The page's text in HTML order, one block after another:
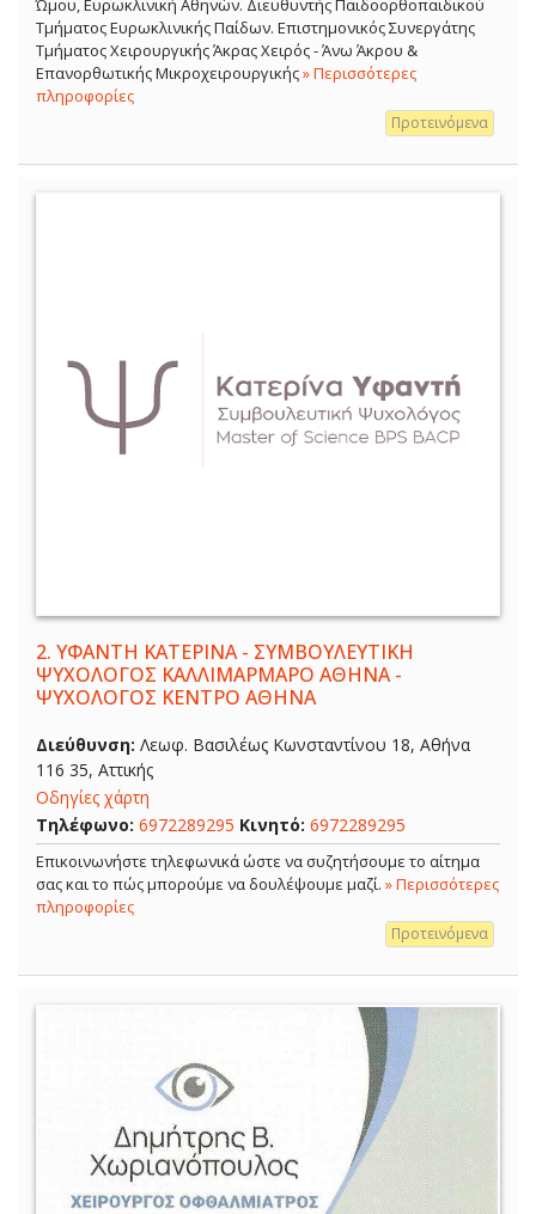
Ώμου, Ευρωκλινική Αθηνών. Διευθυντής Παιδοορθοπαιδικού
Τμήματος Ευρωκλινικής Παίδων. Επιστημονικός Συνεργάτης
Τμήματος Χειρουργικής Άκρας Χειρός - Άνω Άκρου &
Επανορθωτικής Μικροχειρουργικής» Περισσότερες
πληροφορίες
Προτεινόμενα
2. ΥΦΑΝΤΗ ΚΑΤΕΡΙΝΑ - ΣΥΜΒΟΥΛΕΥΤΙΚΗ
ΨΥΧΟΛΟΓΟΣ ΚΑΛΛΙΜΑΡΜΑΡΟ ΑΘΗΝΑ -
ΨΥΧΟΛΟΓΟΣ ΚΕΝΤΡΟ ΑΘΗΝΑ
Διεύθυνση: Λεωφ. Βασιλέως Κωνσταντίνου 18, Αθήνα
116 35, Αττικής
Οδηγίες χάρτη
Τηλέφωνο: 6972289295 Κινητό: 6972289295
Επικοινωνήστε τηλεφωνικά ώστε να συζητήσουμε το αίτημα
σας και το πώς μπορούμε να δουλέψουμε μαζί. » Περισσότερες
πληροφορίες
Προτεινόμενα